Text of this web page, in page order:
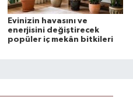
Evinizin havasını ve
enerjisini değiştirecek
popüler iç mekân bitkileri